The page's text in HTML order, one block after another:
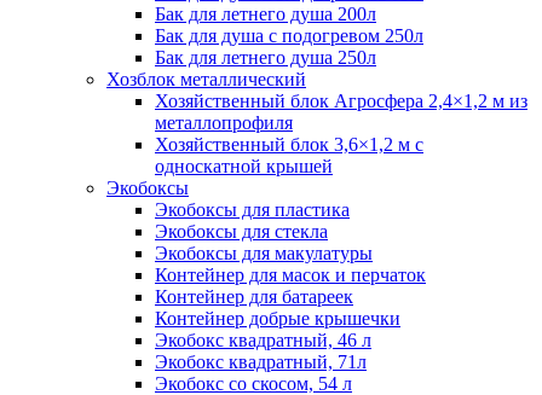
Бак для летнего душа 200л
Бак для душа с подогревом 250л
Бак для летнего душа 250л
Хозблок металлический
Хозяйственный блок Агросфера 2,4×1,2 м из
металлопрофиля
Хозяйственный блок 3,6×1,2 м с
односкатной крышей
Экобоксы
Экобоксы для пластика
Экобоксы для стекла
Экобоксы для макулатуры
Контейнер для масок и перчаток
Контейнер для батареек
Контейнер добрые крышечки
Экобокс квадратный, 46 л
Экобокс квадратный, 71л
Экобокс со скосом, 54 л